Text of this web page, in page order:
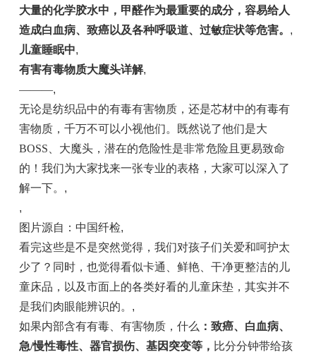
大量的化学胶水中，甲醛作为最重要的成分，容易给人
造成白血病、致癌以及各种呼吸道、过敏症状等危害。 ,
儿童睡眠中,
有害有毒物质大魔头详解,
———,
无论是纺织品中的有毒有害物质，还是芯材中的有毒有
害物质，千万不可以小视他们。既然说了他们是大
BOSS、大魔头，潜在的危险性是非常危险且更易致命
的！我们为大家找来一张专业的表格，大家可以深入了
解一下。 ,
,
图片源自：中国纤检,
看完这些是不是突然觉得，我们对孩子们关爱和呵护太
少了？同时，也觉得看似卡通、鲜艳、干净更整洁的儿
童床品，以及市面上的各类好看的儿童床垫，其实并不
是我们肉眼能辨识的。 ,
如果内部含有有毒、有害物质，什么 ：致癌、白血病、
急/慢性毒性、器官损伤、基因突变等， 比分分钟带给孩